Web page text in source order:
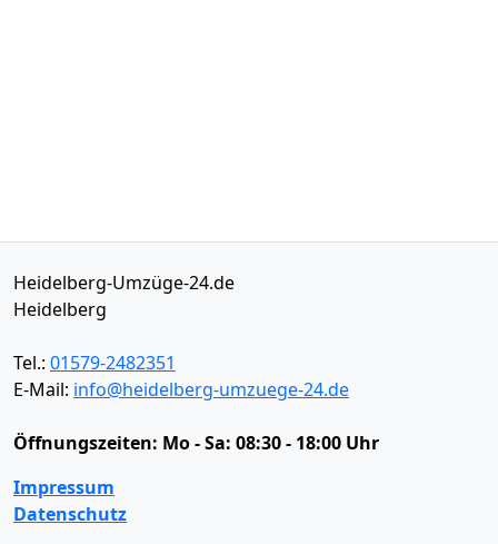
Heidelberg-Umzüge-24.de
Heidelberg
Tel.: 01579-2482351
E-Mail: info@heidelberg-umzuege-24.de
Öffnungszeiten: Mo - Sa: 08:30 - 18:00 Uhr
Impressum
Datenschutz